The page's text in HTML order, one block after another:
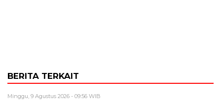
BERITA TERKAIT
Minggu, 9 Agustus 2026 - 09:56 WIB